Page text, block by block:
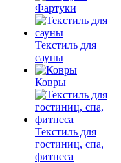
Фартуки
Текстиль для
сауны
Ковры
Текстиль для
гостиниц, спа,
фитнеса